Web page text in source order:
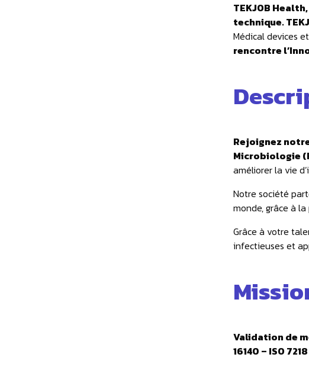
TEKJOB
technique.
Médical devices
rencontre
Rejoignez
Microbiologie
améliorer la vie
Notre société
monde, grâce à
Grâce à votre
infectieuses et
Validation de
16140 – ISO 7218